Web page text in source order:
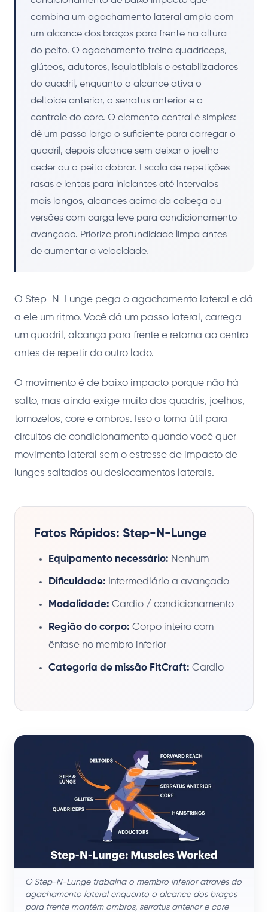
combina um agachamento lateral amplo com
um alcance dos braços para frente na altura
do peito. O agachamento treina quadríceps,
glúteos, adutores, isquiotibiais e estabilizadores
do quadril, enquanto o alcance ativa o
deltoide anterior, o serratus anterior e o
controle do core. O elemento central é simples:
dê um passo largo o suficiente para carregar o
quadril, depois alcance sem deixar o joelho
ceder ou o peito dobrar. Escala de repetições
rasas e lentas para iniciantes até intervalos
mais longos, alcances acima da cabeça ou
versões com carga leve para condicionamento
avançado. Priorize profundidade limpa antes
de aumentar a velocidade.
O Step-N-Lunge pega o agachamento lateral e dá
a ele um ritmo. Você dá um passo lateral, carrega
um quadril, alcança para frente e retorna ao centro
antes de repetir do outro lado.
O movimento é de baixo impacto porque não há
salto, mas ainda exige muito dos quadris, joelhos,
tornozelos, core e ombros. Isso o torna útil para
circuitos de condicionamento quando você quer
movimento lateral sem o estresse de impacto de
lunges saltados ou deslocamentos laterais.
Fatos Rápidos: Step-N-Lunge
Equipamento necessário: Nenhum
Dificuldade: Intermediário a avançado
Modalidade: Cardio / condicionamento
Região do corpo: Corpo inteiro com
ênfase no membro inferior
Categoria de missão FitCraft: Cardio
O Step-N-Lunge trabalha o membro inferior através do
agachamento lateral enquanto o alcance dos braços
para frente mantém ombros, serratus anterior e core